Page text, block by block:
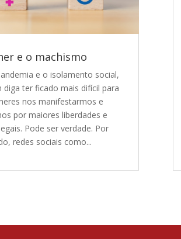
e o machismo
e o isolamento social,
diga ter ficado mais difícil para
nos manifestarmos e
por maiores liberdades e
Pode ser verdade. Por
redes sociais como...